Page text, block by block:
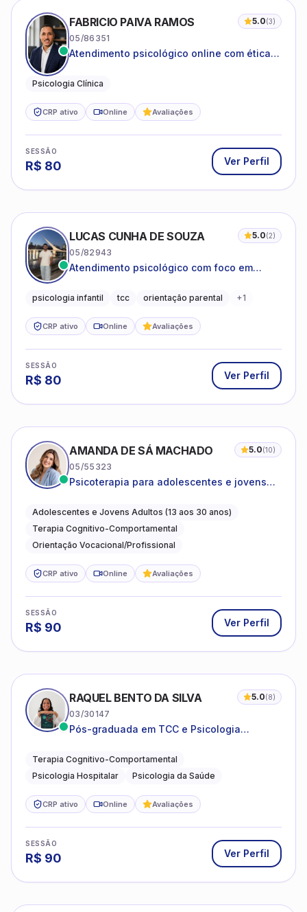
FABRICIO PAIVA RAMOS 5.0(3)
05/86351
Atendimento psicológico online com ética,
Psicologia Clínica
CRP ativo Online Avaliações
SESSÃO
R$ 80 Ver Perfil
LUCAS CUNHA DE SOUZA 5.0(2)
05/82943
Atendimento psicológico com foco em
promovendo equilíbrio emocional e
psicologia infantil tcc orientação parental +1
CRP ativo Online Avaliações
SESSÃO
R$ 80 Ver Perfil
AMANDA DE SÁ MACHADO 5.0(10)
05/55323
Psicoterapia para adolescentes e jovens
autoestima, relações e orientação
profissional
Adolescentes e Jovens Adultos (13 aos 30 anos)
Terapia Cognitivo-Comportamental
Orientação Vocacional/Profissional
CRP ativo Online Avaliações
SESSÃO
R$ 90 Ver Perfil
RAQUEL BENTO DA SILVA 5.0(8)
03/30147
Pós-graduada em TCC e Psicologia
Terapia Cognitivo-Comportamental
Psicologia Hospitalar
Psicologia da Saúde
CRP ativo Online Avaliações
SESSÃO
R$ 90 Ver Perfil